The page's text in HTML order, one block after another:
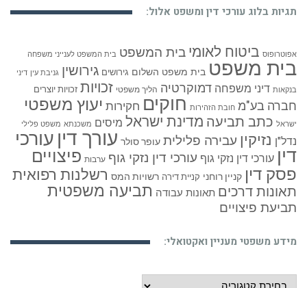
תגיות בלוג עורכי דין ומשפט אלול:
אפוטרופוס ביטוח לאומי בית המשפט בית המשפט לענייני משפחה
בית משפט בית משפט השלום גירושים גירושין גניבת עין דיני
בנקאות דיני משפחה דמוקרטיה הליך משפטי זכויות זכויות יוצרים
חברה בע"מ חובת הזהירות חוקים חקירות יעוץ משפטי
ישראל כתב תביעה מדינת ישראל מיסים משכנתא משפט פלילי
נדל"ן נזיקין עבירה פלילית עופר סולר עורך דין עורכי
דין עורכי דין נזקי גוף עורכי דין נזקי גוף ערבות פיצויים
פסק דין קניין רוחני קניית דירה רשויות המס רשלנות רפואית
תאונות דרכים תאונות עבודה תביעה משפטית
תביעת פיצויים
מידע משפטי מעניין ואקטואלי:
מידע